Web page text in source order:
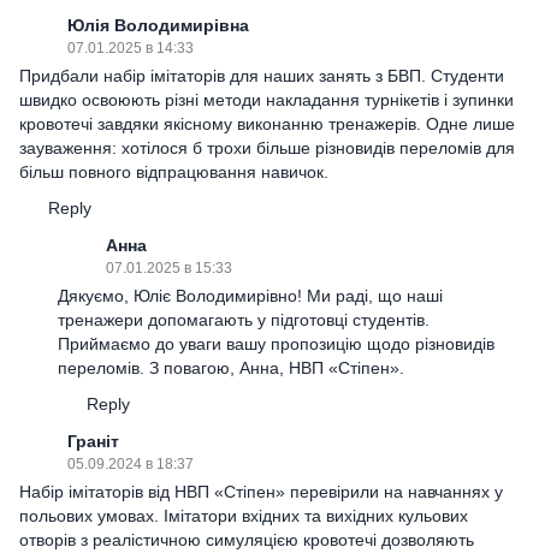
Юлія Володимирівна
07.01.2025 в 14:33
Придбали набір імітаторів для наших занять з БВП. Студенти
швидко освоюють різні методи накладання турнікетів і зупинки
кровотечі завдяки якісному виконанню тренажерів. Одне лише
зауваження: хотілося б трохи більше різновидів переломів для
більш повного відпрацювання навичок.
Reply
Анна
07.01.2025 в 15:33
Дякуємо, Юліє Володимирівно! Ми раді, що наші
тренажери допомагають у підготовці студентів.
Приймаємо до уваги вашу пропозицію щодо різновидів
переломів. З повагою, Анна, НВП «Стіпен».
Reply
Граніт
05.09.2024 в 18:37
Набір імітаторів від НВП «Стіпен» перевірили на навчаннях у
польових умовах. Імітатори вхідних та вихідних кульових
отворів з реалістичною симуляцією кровотечі дозволяють